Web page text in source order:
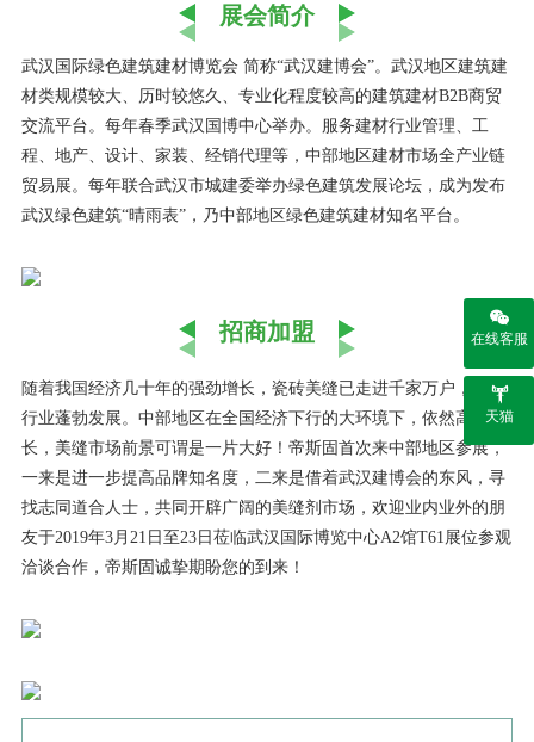
展会简介
武汉国际绿色建筑建材博览会 简称“武汉建博会”。 武汉地区建筑建
材类规模较大、历时较悠久、专业化程度较高的建筑建材B2B商贸
交流平台。 每年春季武汉国博中心举办。服务建材行业管理、工
程、地产、设计、家装、经销代理等，中部地区建材市场全产业链
贸易展。每年联合武汉市城建委举办绿色建筑发展论坛， 成为发布
武汉绿色建筑“晴雨表”，乃中部地区绿色建筑建材知名平台。
招商加盟
随着我国经济几十年的强劲增长，瓷砖美缝已走进千家万户，美缝
行业蓬勃发展。中部地区在全国经济下行的大环境下，依然高速增
长，美缝市场前景可谓是一片大好！帝斯固首次来中部地区参展，
一来是进一步提高品牌知名度，二来是借着武汉建博会的东风，寻
找志同道合人士，共同开辟广阔的美缝剂市场，欢迎业内业外的朋
友于2019年3月21日至23日莅临武汉国际博览中心A2馆T61展位参观
洽谈合作，帝斯固诚挚期盼您的到来！
在线客服
天猫